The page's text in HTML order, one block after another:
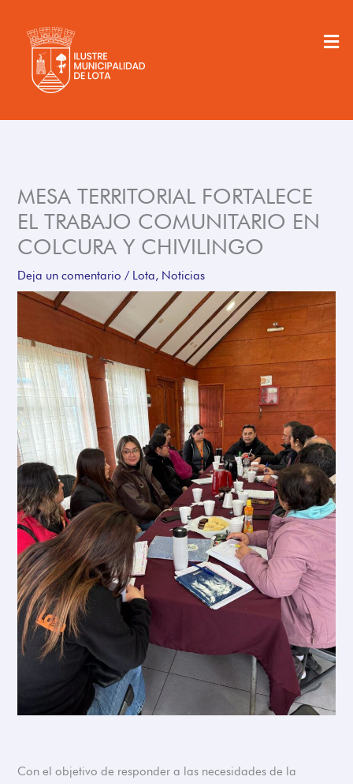
contenido
MESA TERRITORIAL FORTALECE
EL TRABAJO COMUNITARIO EN
COLCURA Y CHIVILINGO
Deja un comentario / Lota, Noticias
Con el objetivo de responder a las necesidades de la